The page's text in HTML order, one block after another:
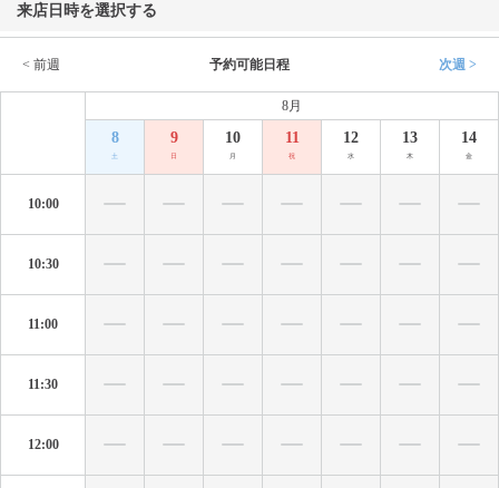
来店日時を選択する
< 前週 予約可能日程 次週 >
8月
8
土
9
日
10
月
11
祝
12
水
13
木
14
金
10:00
10:30
11:00
11:30
12:00